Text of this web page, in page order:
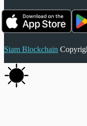
Siam Blockchain